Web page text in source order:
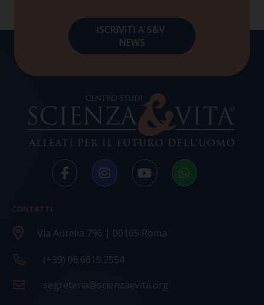
CONTATTI
Via Aurelia 796 | 00165 Roma
(+39) 06.6819.2554
segreteria@scienzaevita.org